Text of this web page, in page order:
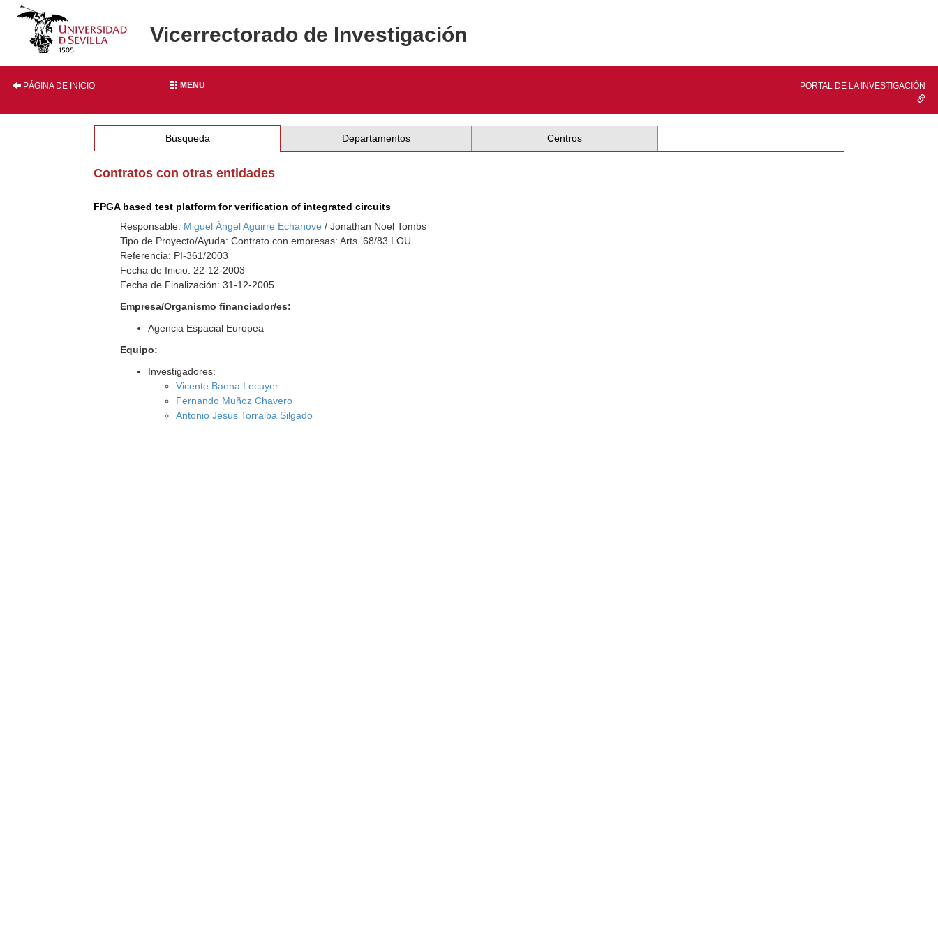
Vicerrectorado de Investigación
PÁGINA DE INICIO MENU PORTAL DE LA INVESTIGACIÓN
Búsqueda Departamentos Centros
Contratos con otras entidades
FPGA based test platform for verification of integrated circuits
Responsable: Miguel Ángel Aguirre Echanove / Jonathan Noel Tombs
Tipo de Proyecto/Ayuda: Contrato con empresas: Arts. 68/83 LOU
Referencia: PI-361/2003
Fecha de Inicio: 22-12-2003
Fecha de Finalización: 31-12-2005
Empresa/Organismo financiador/es:
Agencia Espacial Europea
Equipo:
Investigadores:
Vicente Baena Lecuyer
Fernando Muñoz Chavero
Antonio Jesús Torralba Silgado